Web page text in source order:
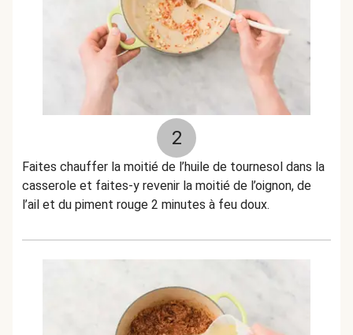
2
Faites chauffer la moitié de l’huile de tournesol dans la
casserole et faites-y revenir la moitié de l’oignon, de
l’ail et du piment rouge 2 minutes à feu doux.